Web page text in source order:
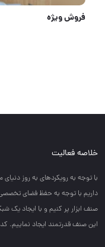
فروش ویژه
خلاصه فعالیت
با توجه به رويكردهاي به روز
داريم با توجه به حفظ فضاي تخصصي
صنف ابزار پر كنيم و با ايجاد يك
اين صنف قدرتمند ايجاد نماييم. کد شامد: 1-1-